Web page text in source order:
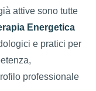
attive sono tutte
Energetica
e pratici per
professionale